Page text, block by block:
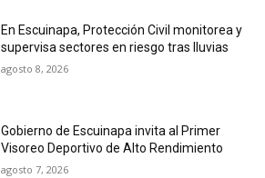
En Escuinapa, Protección Civil monitorea y
supervisa sectores en riesgo tras lluvias
agosto 8, 2026
Gobierno de Escuinapa invita al Primer
Visoreo Deportivo de Alto Rendimiento
agosto 7, 2026